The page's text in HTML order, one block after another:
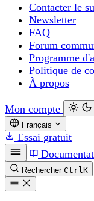
Contacter le
Newsletter
FAQ
Forum
Programme
Politique de
À propos
Mon compte
Français
Essai gratuit
Rechercher CtrlK